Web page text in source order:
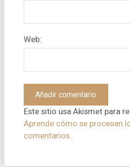
Web:
Este sitio usa Akismet para
Aprende cómo se procesan
comentarios.